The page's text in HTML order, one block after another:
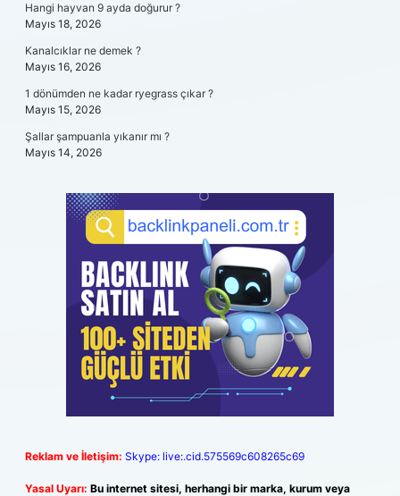
Hangi hayvan 9 ayda doğurur ?
Mayıs 18, 2026
Kanalcıklar ne demek ?
Mayıs 16, 2026
1 dönümden ne kadar ryegrass çıkar ?
Mayıs 15, 2026
Şallar şampuanla yıkanır mı ?
Mayıs 14, 2026
Reklam ve İletişim: Skype: live:.cid.575569c608265c69
Yasal Uyarı: Bu internet sitesi, herhangi bir marka, kurum veya